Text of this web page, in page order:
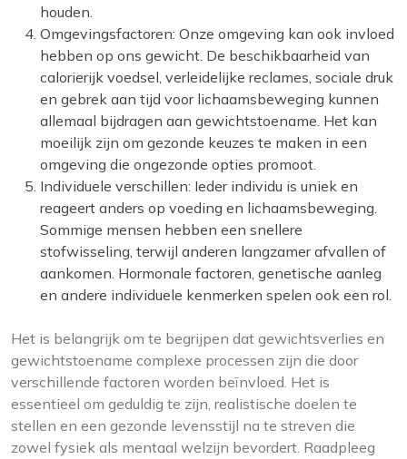
houden.
Omgevingsfactoren: Onze omgeving kan ook invloed
hebben op ons gewicht. De beschikbaarheid van
calorierijk voedsel, verleidelijke reclames, sociale druk
en gebrek aan tijd voor lichaamsbeweging kunnen
allemaal bijdragen aan gewichtstoename. Het kan
moeilijk zijn om gezonde keuzes te maken in een
omgeving die ongezonde opties promoot.
Individuele verschillen: Ieder individu is uniek en
reageert anders op voeding en lichaamsbeweging.
Sommige mensen hebben een snellere
stofwisseling, terwijl anderen langzamer afvallen of
aankomen. Hormonale factoren, genetische aanleg
en andere individuele kenmerken spelen ook een rol.
Het is belangrijk om te begrijpen dat gewichtsverlies en
gewichtstoename complexe processen zijn die door
verschillende factoren worden beïnvloed. Het is
essentieel om geduldig te zijn, realistische doelen te
stellen en een gezonde levensstijl na te streven die
zowel fysiek als mentaal welzijn bevordert. Raadpleeg